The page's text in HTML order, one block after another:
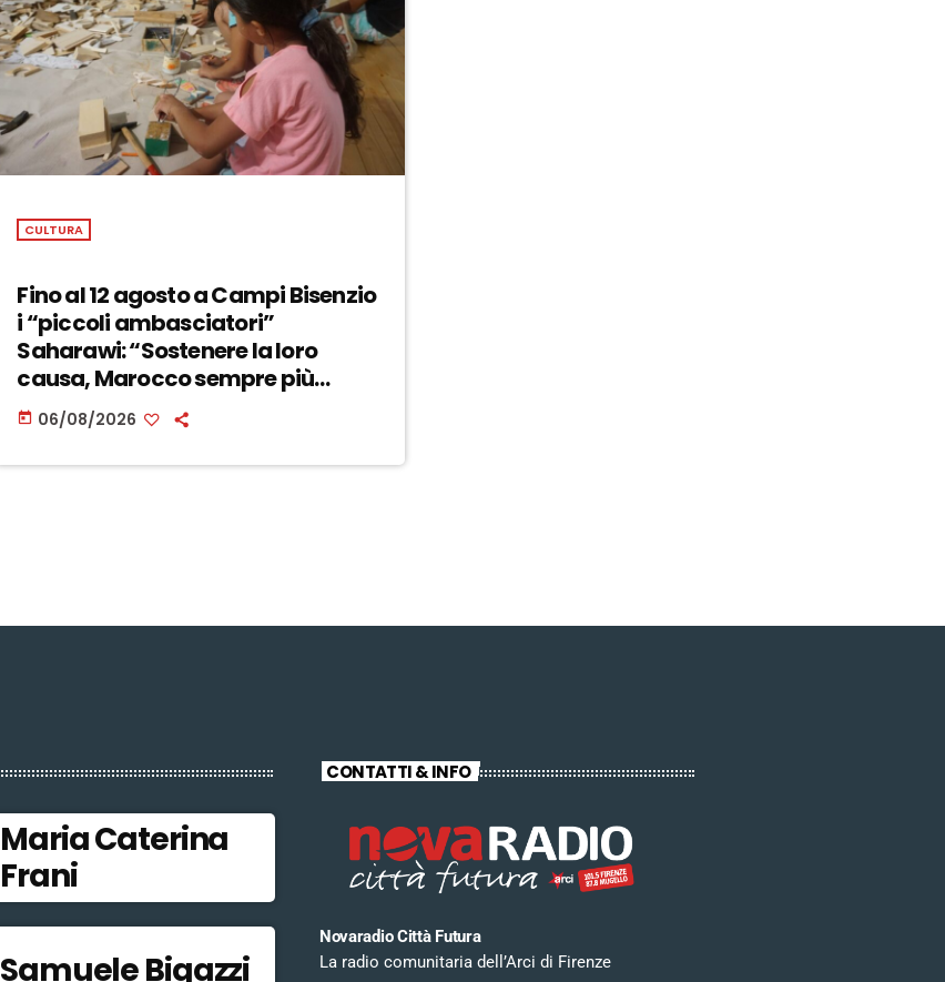
CULTURA
Fino al 12 agosto a Campi Bisenzio
i “piccoli ambasciatori”
Saharawi: “Sostenere la loro
causa, Marocco sempre più
invadente” – ASCOLTA
today 06/08/2026
Maria Caterina
Frani
Samuele Bigazzi
CONTATTI & INFO
Novaradio Città Futura
La radio comunitaria dell’Arci di Firenze